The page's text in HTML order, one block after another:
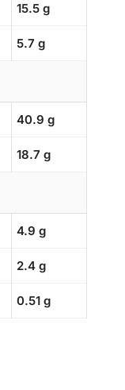
15.5 g
5.7 g
40.9 g
18.7 g
4.9 g
2.4 g
0.51 g